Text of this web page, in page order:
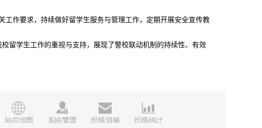
作要求，持续做好留学生服务与管理工作，定期开展安全宣传教
留学生工作的重视与支持，展现了警校联动机制的持续性、有效